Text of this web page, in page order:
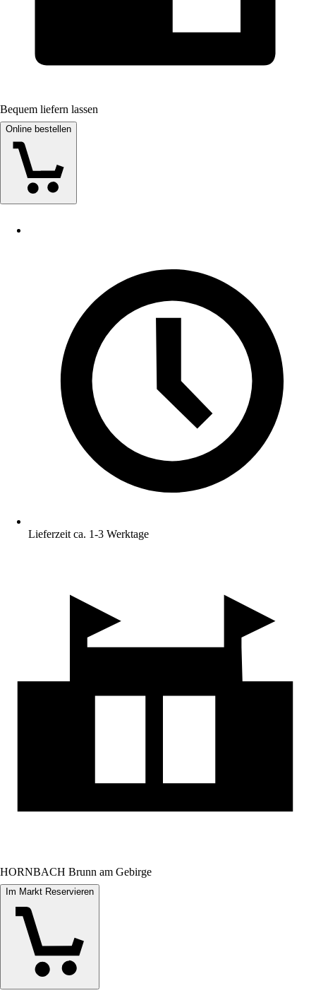
Bequem liefern lassen
Online bestellen
Lieferzeit ca. 1-3 Werktage
HORNBACH Brunn am Gebirge
Im Markt Reservieren